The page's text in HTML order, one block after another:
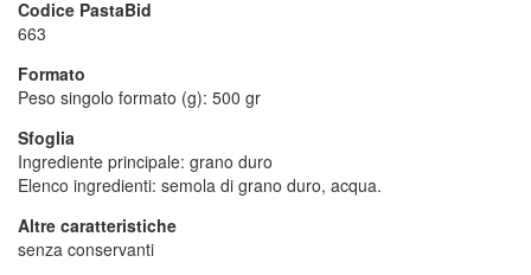
Codice PastaBid
663
Formato
Peso singolo formato (g): 500 gr
Sfoglia
Ingrediente principale: grano duro
Elenco ingredienti: semola di grano duro, acqua.
Altre caratteristiche
senza conservanti